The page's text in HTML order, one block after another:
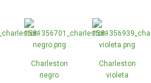
Charleston
negro
Charleston
violeta